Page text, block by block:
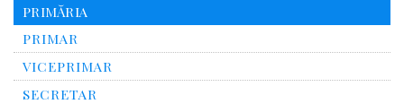
PRIMĂRIA
PRIMAR
VICEPRIMAR
SECRETAR